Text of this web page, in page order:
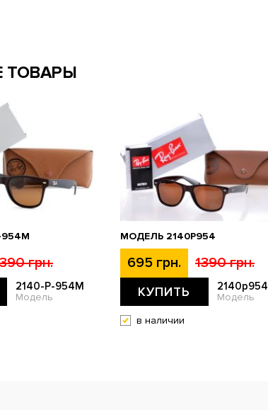
ТОВАРЫ
грн.
2140-P-954M
Модель
МОДЕЛЬ 2140P954
695 грн. 1390 грн.
КУПИТЬ 2140p954
Модель
в наличии